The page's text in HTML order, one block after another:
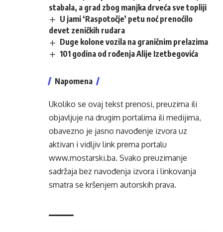
stabala, a grad zbog manjka drveća sve topliji
U jami ‘Raspotočje’ petu noć prenoćilo
devet zeničkih rudara
Duge kolone vozila na graničnim prelazima
101 godina od rođenja Alije Izetbegovića
Napomena
Ukoliko se ovaj tekst prenosi, preuzima ili
objavljuje na drugim portalima ili medijima,
obavezno je jasno navođenje izvora uz
aktivan i vidljiv link prema portalu
www.mostarski.ba. Svako preuzimanje
sadržaja bez navođenja izvora i linkovanja
smatra se kršenjem autorskih prava.